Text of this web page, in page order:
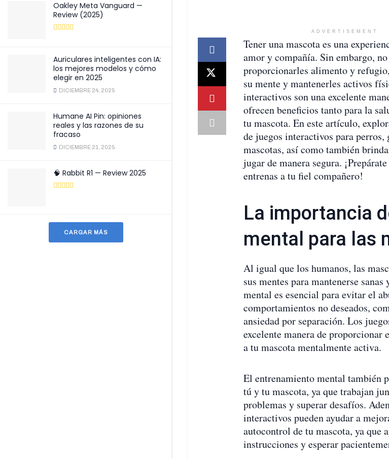
Oakley Meta Vanguard —
Review (2025)
Auriculares inteligentes con IA:
los mejores modelos y cómo
elegir en 2025
DICIEMBRE 24, 2025
Humane AI Pin: opiniones
reales y las razones de su
fracaso
DICIEMBRE 21, 2025
🧠 Rabbit R1 — Review 2025
CARGAR MÁS
ADVERTISEMENT
Tener una mascota es una
amor y compañía. Sin embargo,
proporcionarles alimento y
su mente y mantenerles activos
interactivos son una excelente
ofrecen beneficios tanto para la
tu mascota. En este artículo,
de juegos interactivos para perros,
mascotas, así como también
jugar de manera segura.
entrenas a tu fiel compañero!
La importancia
mental para las
Al igual que los humanos, las
sus mentes para mantenerse
mental es esencial para evitar el
comportamientos no deseados,
ansiedad por separación. Los
excelente manera de proporcionar
a tu mascota mentalmente activa.
El entrenamiento mental también
tú y tu mascota, ya que trabajan
problemas y superar desafíos.
interactivos pueden ayudar a
autocontrol de tu mascota, ya que
instrucciones y esperar